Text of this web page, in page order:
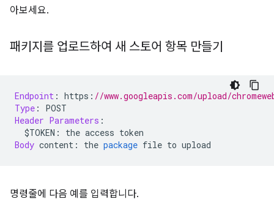
아보세요.
패키지를 업로드하여 새 스토어 항목 만들기
Endpoint : https : //www.googleapis.com/upload/
Type :
POST
Header Parameters :
$TOKEN :
the access token
Body content : the package file to upload
명령줄에 다음 예를 입력합니다.